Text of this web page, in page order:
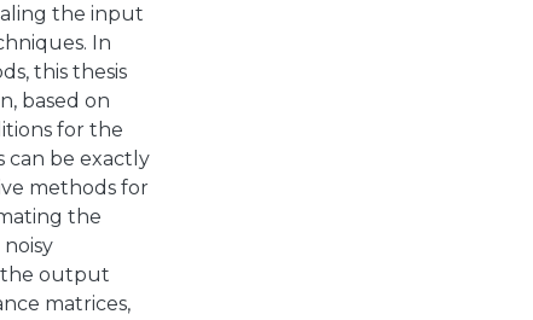
the input
In
this thesis
based on
for the
can be exactly
methods for
the
the output
matrices,